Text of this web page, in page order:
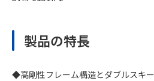
製品の特長
◆高剛性フレーム構造とダブルスキ